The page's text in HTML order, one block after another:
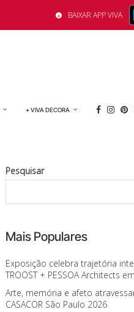
BAIXAR APP VIVA
+ VIVA DECORA
Pesquisar
Mais Populares
Exposição celebra trajetória
TROOST + PESSOA Architects
Arte, memória e afeto
CASACOR São Paulo 2026